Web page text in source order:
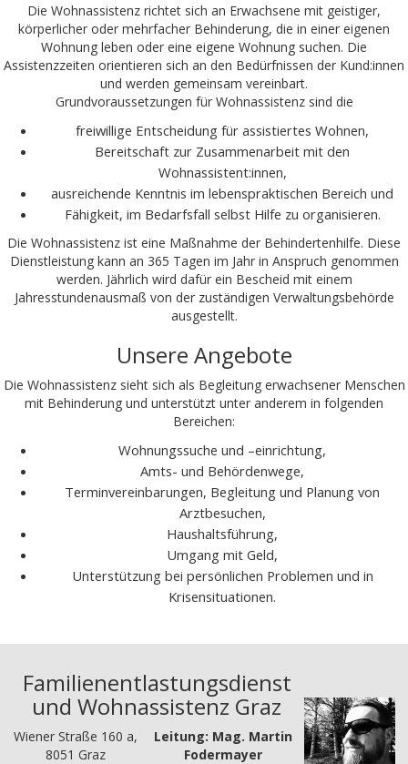
Die Wohnassistenz richtet sich an Erwachsene mit geistiger,
körperlicher oder mehrfacher Behinderung, die in einer eigenen
Wohnung leben oder eine eigene Wohnung suchen. Die
Assistenzzeiten orientieren sich an den Bedürfnissen der Kund:innen
und werden gemeinsam vereinbart.
Grundvoraussetzungen für Wohnassistenz sind die
freiwillige Entscheidung für assistiertes Wohnen,
Bereitschaft zur Zusammenarbeit mit den
Wohnassistent:innen,
ausreichende Kenntnis im lebenspraktischen Bereich und
Fähigkeit, im Bedarfsfall selbst Hilfe zu organisieren.
Die Wohnassistenz ist eine Maßnahme der Behindertenhilfe. Diese
Dienstleistung kann an 365 Tagen im Jahr in Anspruch genommen
werden. Jährlich wird dafür ein Bescheid mit einem
Jahresstundenausmaß von der zuständigen Verwaltungsbehörde
ausgestellt.
Unsere Angebote
Die Wohnassistenz sieht sich als Begleitung erwachsener Menschen
mit Behinderung und unterstützt unter anderem in folgenden
Bereichen:
Wohnungssuche und –einrichtung,
Amts- und Behördenwege,
Terminvereinbarungen, Begleitung und Planung von
Arztbesuchen,
Haushaltsführung,
Umgang mit Geld,
Unterstützung bei persönlichen Problemen und in
Krisensituationen.
Familienentlastungsdienst
und Wohnassistenz Graz
Wiener Straße 160 a,
8051 Graz
Leitung: Mag. Martin
Fodermayer